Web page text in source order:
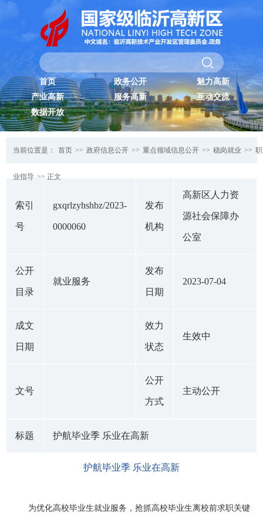
首页 政务公开
魅力高新
产业高新
服务高新
互动交流
数据开放
当前位置是： 首页 >> 政府信息公开 >> 重点领域信息公开 >> 稳岗就业 >> 职
业指导 >> 正文
索引
号
gxqrlzyhshbz/2023-
0000060
发布
机构
高新区人力资
源社会保障办
公室
公开
目录
就业服务
发布
日期
2023-07-04
成文
日期
效力
状态
生效中
文号
公开
方式
主动公开
标题 护航毕业季 乐业在高新
护航毕业季 乐业在高新
为优化高校毕业生就业服务，抢抓高校毕业生离校前求职关键